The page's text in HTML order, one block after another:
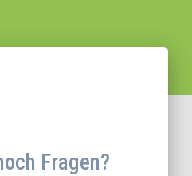
Fragen?